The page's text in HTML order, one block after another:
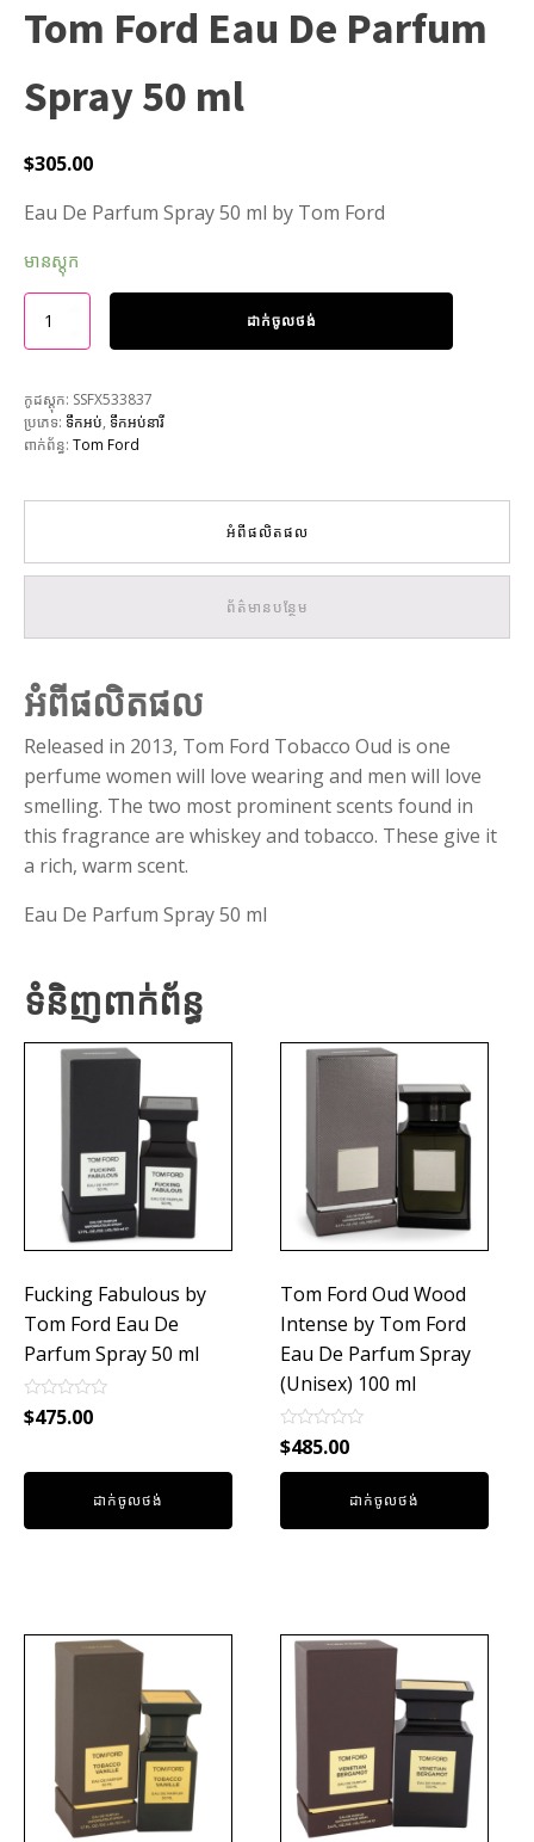
Tom Ford Eau De Parfum
Spray 50 ml
$305.00
Eau De Parfum Spray 50 ml by Tom Ford
មានស្តុក
ដាក់ចូលថង់
កូដស្តុក: SSFX533837
ប្រភេទ: ទឹកអប់, ទឹកអប់នារី
ពាក់ព័ន្ធ: Tom Ford
អំពីផលិតផល
ព័ត៌មានបន្ថែម
អំពីផលិតផល
Released in 2013, Tom Ford Tobacco Oud is one
perfume women will love wearing and men will love
smelling. The two most prominent scents found in
this fragrance are whiskey and tobacco. These give it
a rich, warm scent.
Eau De Parfum Spray 50 ml
ទំនិញពាក់ព័ន្ធ
Fucking Fabulous by
Tom Ford Eau De
Parfum Spray 50 ml
Rated
0
5
$475.00
ដាក់ចូលថង់
Tom Ford Oud Wood
Intense by Tom Ford
Eau De Parfum Spray
(Unisex) 100 ml
Rated
0
out
$485.00
ដាក់ចូលថង់